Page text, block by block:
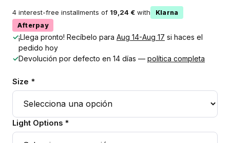
4 interest-free installments of 19,24 € with
Klarna
Afterpay
✓¡Llega pronto! Recíbelo para Aug 14-Aug 17 si haces el
pedido hoy
✓Devolución por defecto en 14 días — política completa
Size *
Light Options *